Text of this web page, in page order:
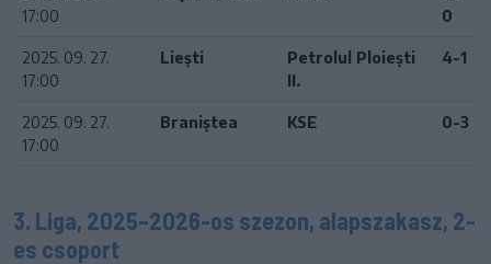
17:00
0
2025. 09. 27.
17:00
Liești
Petrolul Ploiești
II.
4-1
2025. 09. 27.
17:00
Braniștea KSE 0-3
3. Liga, 2025–2026-os szezon, alapszakasz, 2-
es csoport